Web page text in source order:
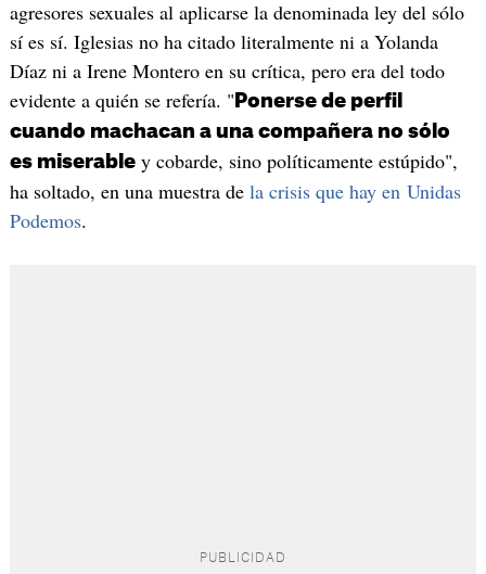
agresores sexuales al aplicarse la denominada ley del sólo
sí es sí. Iglesias no ha citado literalmente ni a Yolanda
Díaz ni a Irene Montero en su crítica, pero era del todo
evidente a quién se refería. " Ponerse de perfil
cuando machacan a una compañera no sólo
es miserabley cobarde, sino políticamente estúpido",
ha soltado, en una muestra de la crisis que hay en Unidas
Podemos.